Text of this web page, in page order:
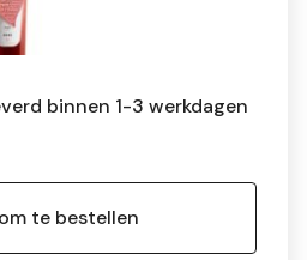
binnen 1-3 werkdagen
te bestellen